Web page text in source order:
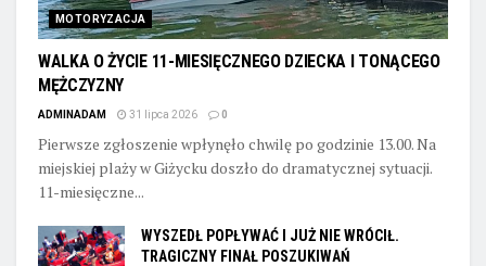
MOTORYZACJA
WALKA O ŻYCIE 11-MIESIĘCZNEGO DZIECKA I TONĄCEGO
MĘŻCZYZNY
ADMINADAM 31 lipca 2026 0
Pierwsze zgłoszenie wpłynęło chwilę po godzinie 13.00. Na
miejskiej plaży w Giżycku doszło do dramatycznej sytuacji.
11-miesięczne...
WYSZEDŁ POPŁYWAĆ I JUŻ NIE WRÓCIŁ.
TRAGICZNY FINAŁ POSZUKIWAŃ